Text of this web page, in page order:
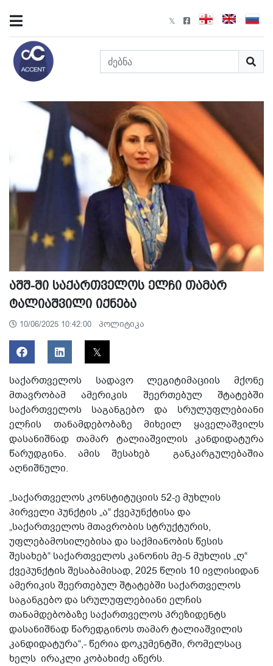
აშშ-ში საქართველოს ელჩი თამარ
ტალიაშვილი იქნება
10/06/2025 10:42:00 პოლიტიკა
საქართველოს სადავო ლეგიტიმაციის მქონე
მთავრობამ ამერიკის შეერთებულ შტატებში
საქართველოს საგანგებო და სრულუფლებიანი
ელჩის თანამდებობაზე მიხეილ ყაველაშვილს
დასანიშნად თამარ ტალიაშვილის კანდიდატურა
წარუდგინა. ამის შესახებ განკარგულებაშია
აღნიშნული.
„საქართველოს კონსტიტუციის 52-ე მუხლის
პირველი პუნქტის „ა“ ქვეპუნქტისა და
„საქართველოს მთავრობის სტრუქტურის,
უფლებამოსილებისა და საქმიანობის წესის
შესახებ“ საქართველოს კანონის მე-5 მუხლის „ღ“
ქვეპუნქტის შესაბამისად, 2025 წლის 10 ივლისიდან
ამერიკის შეერთებულ შტატებში საქართველოს
საგანგებო და სრულუფლებიანი ელჩის
თანამდებობაზე საქართველოს პრეზიდენტს
დასანიშნად წარედგინოს თამარ ტალიაშვილის
კანდიდატურა“,- წერია დოკუმენტში, რომელსაც
ხელს ირაკლი კობახიძე აწერს.